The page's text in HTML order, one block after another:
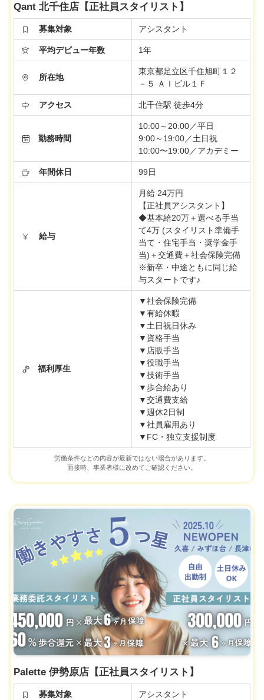
Qant 北千住店【正社員スタイリスト】
募集対象 アシスタント
平均デビュー年数 1年
所在地
東京都足立区千住旭町１２
－５ ＡＩビル１Ｆ
アクセス 北千住駅 徒歩4分
勤務時間
10:00～20:00／平日
9:00～19:00／土日祝
10:00〜19:00／アカデミー
年間休日 99日
給与
月給 24万円
【正社員アシスタント】
◆基本給20万＋選べる手当
て4万 (スタイリスト準備手
当て・住宅手当・奨学金手
当)＋交通費＋社会保険完備
※新卒・中途ともに同じ給
与スタートです♪
福利厚生
▼社会保険完備
▼有給休暇
▼土日祝日休み
▼資格手当
▼店販手当
▼役職手当
▼技術手当
▼歩合給あり
▼交通費支給
▼週休2日制
▼社員雇用あり
▼FC・独立支援制度
労働条件などの内容が最新ではない場合があります。
面接時、事業者様に改めてご確認ください。
Palette 伊勢原店【正社員スタイリスト】
募集対象 アシスタント